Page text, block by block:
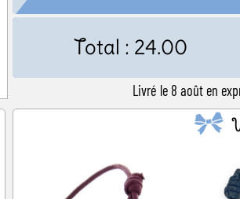
Total : 24.00
Livré le 8 août en